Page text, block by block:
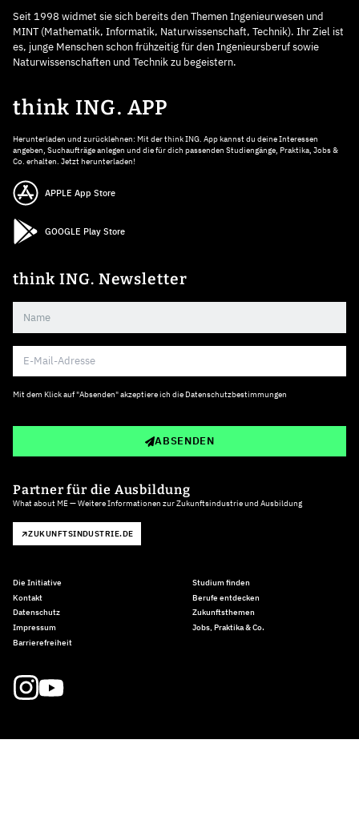
Seit 1998 widmet sie sich bereits den Themen Ingenieurwesen und
MINT (Mathematik, Informatik, Naturwissenschaft, Technik). Ihr Ziel ist
es, junge Menschen schon frühzeitig für den Ingenieursberuf sowie
Naturwissenschaften und Technik zu begeistern.
think ING. APP
Herunterladen und zurücklehnen: Mit der think ING. App kannst du deine Interessen
angeben, Suchaufträge anlegen und die für dich passenden Studiengänge, Praktika, Jobs &
Co. erhalten. Jetzt herunterladen!
APPLE App Store
GOOGLE Play Store
think ING. Newsletter
Mit dem Klick auf "Absenden" akzeptiere ich die Datenschutzbestimmungen
ABSENDEN
Partner für die Ausbildung
What about ME — Weitere Informationen zur Zukunftsindustrie und Ausbildung
ZUKUNFTSINDUSTRIE.DE
Die Initiative
Kontakt
Datenschutz
Impressum
Barrierefreiheit
Studium finden
Berufe entdecken
Zukunftsthemen
Jobs, Praktika & Co.